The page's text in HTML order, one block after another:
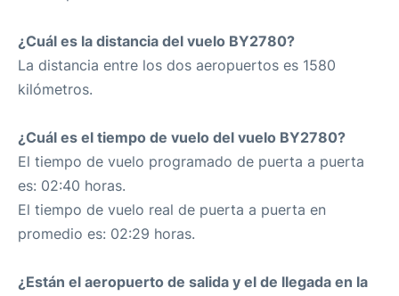
¿Cuál es la distancia del vuelo BY2780?
La distancia entre los dos aeropuertos es 1580
kilómetros.
¿Cuál es el tiempo de vuelo del vuelo BY2780?
El tiempo de vuelo programado de puerta a puerta
es: 02:40 horas.
El tiempo de vuelo real de puerta a puerta en
promedio es: 02:29 horas.
¿Están el aeropuerto de salida y el de llegada en la